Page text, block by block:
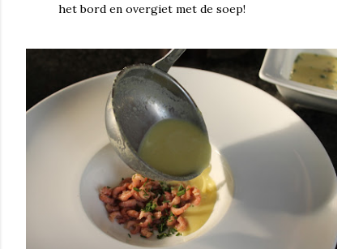
het bord en overgiet met de soep!